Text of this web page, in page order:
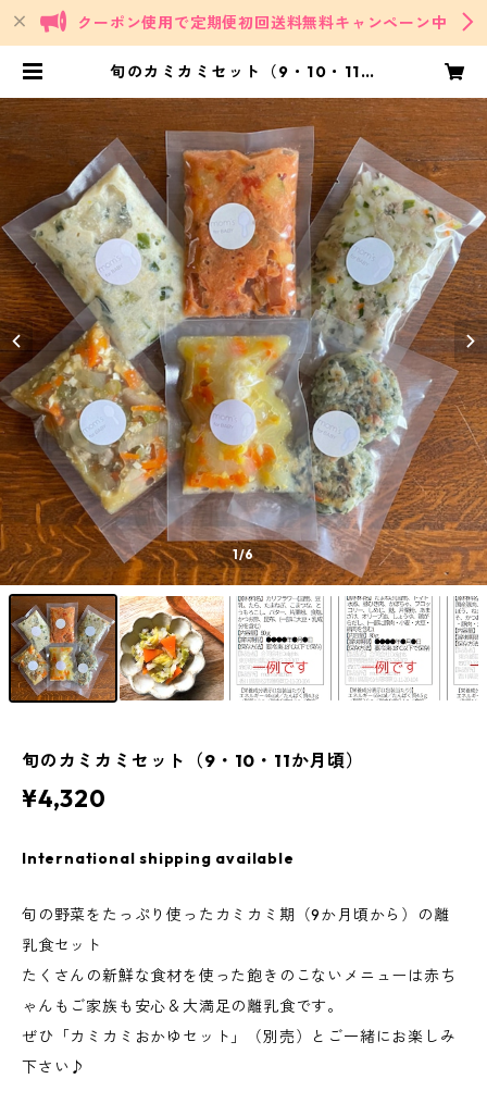
クーポン使用で定期便初回送料無料キャンペーン中
旬のカミカミセット（9・10・11か
1/6
旬のカミカミセット（9・10・11か月頃）
¥4,320
International shipping available
旬の野菜をたっぷり使ったカミカミ期（9か月頃から）の離
乳食セット
たくさんの新鮮な食材を使った飽きのこないメニューは赤ち
ゃんもご家族も安心＆大満足の離乳食です。
ぜひ「カミカミおかゆセット」（別売）とご一緒にお楽しみ
下さい♪